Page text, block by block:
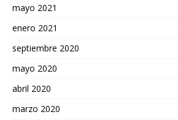
mayo 2021
enero 2021
septiembre 2020
mayo 2020
abril 2020
marzo 2020